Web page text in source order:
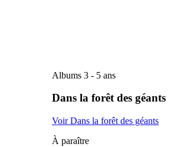
Albums 3 - 5 ans
Dans la forêt des géants
Voir Dans la forêt des géants
À paraître